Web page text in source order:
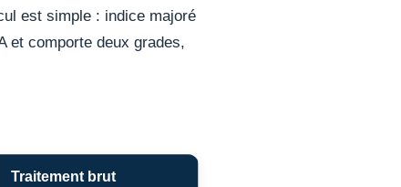
est simple : indice majoré
et comporte deux grades,
Traitement brut